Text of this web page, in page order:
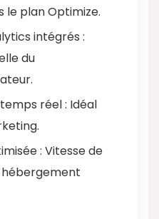
le plan Optimize.
intégrés :
du
réel : Idéal
: Vitesse de